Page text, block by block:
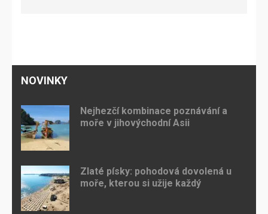
NOVINKY
Nejhezčí kombinace poznávání a
moře v jihovýchodní Asii
Zlaté písky: pohodová dovolená u
moře, kterou si užije každý